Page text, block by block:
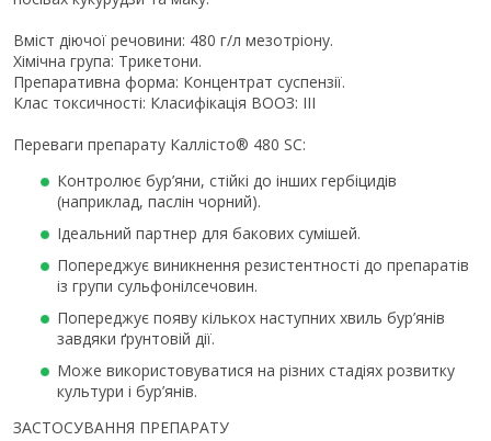
Вміст діючої речовини: 480 г/л мезотріону.
Хімічна група: Трикетони.
Препаративна форма: Концентрат суспензії.
Клас токсичності: Класифікація ВООЗ: III
Переваги препарату Каллісто® 480 SC:
Контролює бур’яни, стійкі до інших гербіцидів
(наприклад, паслін чорний).
Ідеальний партнер для бакових сумішей.
Попереджує виникнення резистентності до препаратів
із групи сульфонілсечовин.
Попереджує появу кількох наступних хвиль бур’янів
завдяки ґрунтовій дії.
Може використовуватися на різних стадіях розвитку
культури і бур’янів.
ЗАСТОСУВАННЯ ПРЕПАРАТУ